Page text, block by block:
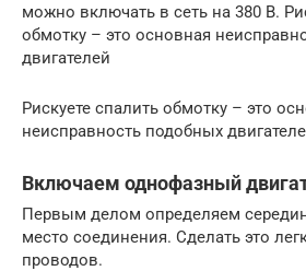
можно включать в сеть на 380 В.
обмотку – это основная
двигателей
Рискуете спалить обмотку – это
неисправность подобных
Включаем однофазный
Первым делом определяем
место соединения. Сделать это
проводов.